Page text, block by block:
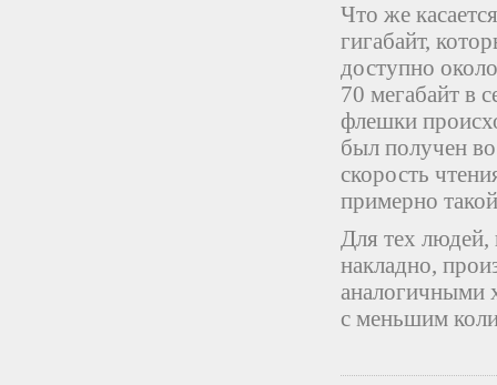
Что же
гигабайт,
доступно
70 мегабайт в
флешки
был получен
скорость
примерно
Для тех людей,
накладно,
аналогичными
с меньшим